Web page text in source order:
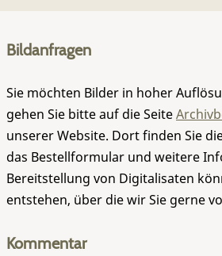
Bildanfragen
Sie möchten Bilder in hoher
gehen Sie bitte auf die Seite
unserer Website. Dort finden Sie
das Bestellformular und weitere
Bereitstellung von Digitalisaten
entstehen, über die wir Sie gerne
Kommentar